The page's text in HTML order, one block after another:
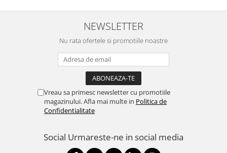
NEWSLETTER
Nu rata ofertele si promotiile noastre
Vreau sa primesc newsletter cu promotiile
magazinului. Afla mai multe in Politica de
Confidentialitate
Social Urmareste-ne in social media